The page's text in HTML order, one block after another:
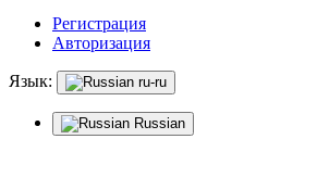
Регистрация
Авторизация
Язык: ru-ru
Russian